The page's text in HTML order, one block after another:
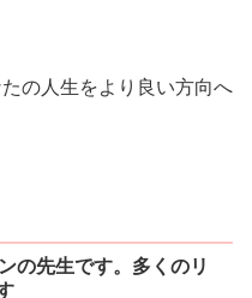
の人生をより良い方向へ
の先生です。多くのリ